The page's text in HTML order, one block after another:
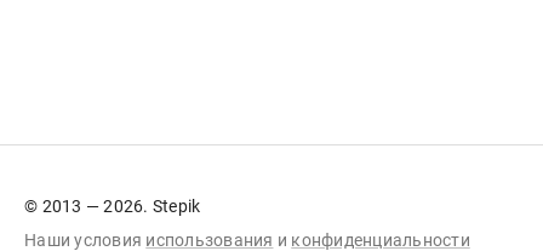
© 2013 — 2026. Stepik
Наши условия использования и конфиденциальности